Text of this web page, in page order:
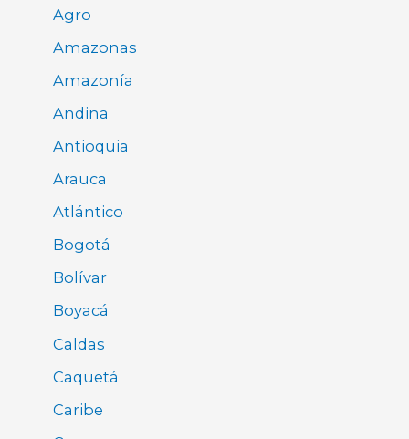
Agro
Amazonas
Amazonía
Andina
Antioquia
Arauca
Atlántico
Bogotá
Bolívar
Boyacá
Caldas
Caquetá
Caribe